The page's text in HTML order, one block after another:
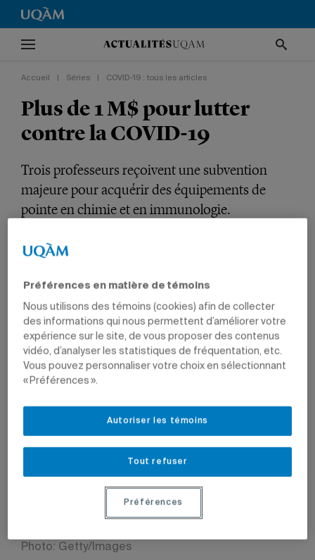
Accueil Séries COVID-19 : tous les articles
Plus de 1 M$ pour lutter
contre la COVID-19
Trois professeurs reçoivent une subvention
majeure pour acquérir des équipements de
pointe en chimie et en immunologie.
Série
COVID-19 : tous les articles
RECHERCHE
COVID-19 / INITIATIVES UQAMIENNES
20 novembre 2020 à 15 h 11
COVID-19: tous les articles
Toutes les nouvelles entourant la COVID-19 et les analyses
des experts sur la crise sont réunies dans cette série
Photo: Getty/Images
Préférences en matière de témoins
Nous utilisons des témoins (cookies) afin de collecter
des informations qui nous permettent d’améliorer votre
expérience sur le site, de vous proposer des contenus
vidéo, d’analyser les statistiques de fréquentation, etc.
Vous pouvez personnaliser votre choix en sélectionnant
« Préférences ».
Tout refuser
Autoriser les témoins
Préférences